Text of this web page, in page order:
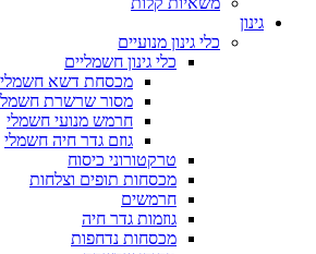
גינון
כלי גינון מנועיים
כלי גינון חשמליים
מכסחת דשא חשמלית
מסור שרשרת חשמלי
חרמש מנועי חשמלי
גוזם גדר חיה חשמלי
טרקטורוני כיסוח
מכסחות תופים וצלחות
חרמשים
גוזמות גדר חיה
מכסחות נדחפות